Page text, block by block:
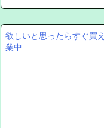
欲しいと思ったらすぐ買
業中